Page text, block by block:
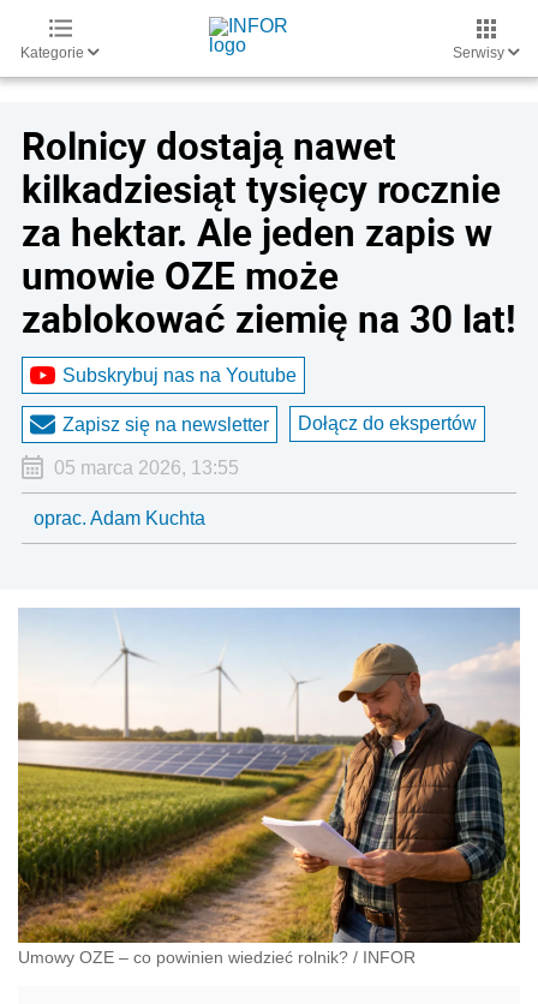
Kategorie Serwisy
Rolnicy dostają nawet
kilkadziesiąt tysięcy rocznie
za hektar. Ale jeden zapis w
umowie OZE może
zablokować ziemię na 30 lat!
Subskrybuj nas na Youtube
Zapisz się na newsletter Dołącz do ekspertów
05 marca 2026, 13:55
oprac. Adam Kuchta
Umowy OZE – co powinien wiedzieć rolnik? / INFOR